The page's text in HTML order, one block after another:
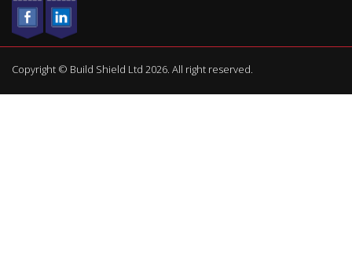
Copyright © Build Shield Ltd 2026. All right reserved.